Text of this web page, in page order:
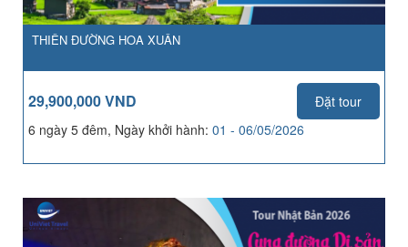
THIÊN ĐƯỜNG HOA XUÂN
29,900,000 VND
Đặt tour
6 ngày 5 đêm, Ngày khởi hành: 01 - 06/05/2026